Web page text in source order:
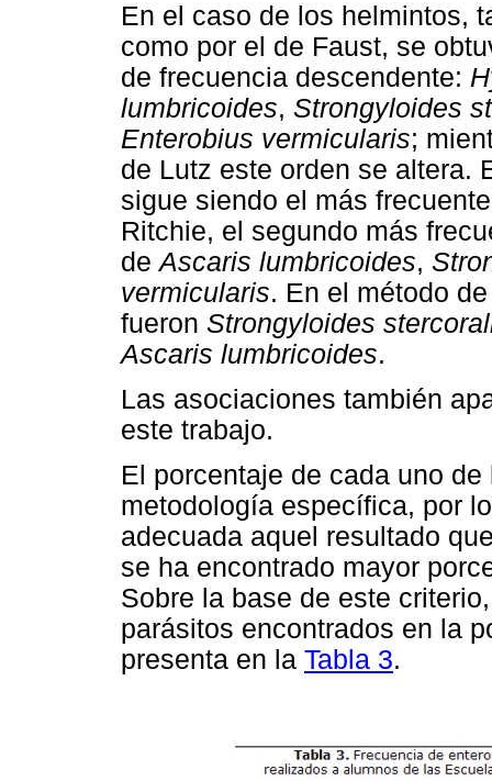
En el caso de los helmintos,
como por el de Faust, se
de frecuencia descendente:
lumbricoides, Strongyloides
Enterobius vermicularis;
de Lutz este orden se altera.
sigue siendo el más
Ritchie, el segundo más
deAscaris lumbricoides,
vermicularis. En el método
fueron Strongyloides
Ascaris lumbricoides.
Las asociaciones también
este trabajo.
El porcentaje de cada uno
metodología específica, por
adecuada aquel resultado
se ha encontrado mayor
Sobre la base de este
parásitos encontrados en la
presenta en la Tabla 3.